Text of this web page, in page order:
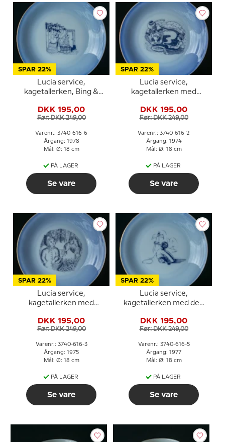
SPAR 22%
Lucia service,
kagetallerken, Bing &
DKK 195,00
Før: DKK 249,00
Varenr.: 3740-616-6
Årgang: 1978
Mål: Ø: 18 cm
PÅ LAGER
Se vare
SPAR 22%
Lucia service,
kagetallerken med
& Grøndahl
DKK 195,00
Før: DKK 249,00
Varenr.: 3740-616-2
Årgang: 1974
Mål: Ø: 18 cm
PÅ LAGER
Se vare
SPAR 22%
Lucia service,
kagetallerken med
Grøndahl
DKK 195,00
Før: DKK 249,00
Varenr.: 3740-616-3
Årgang: 1975
Mål: Ø: 18 cm
PÅ LAGER
Se vare
SPAR 22%
Lucia service,
kagetallerken med den
Grøndahl
DKK 195,00
Før: DKK 249,00
Varenr.: 3740-616-5
Årgang: 1977
Mål: Ø: 18 cm
PÅ LAGER
Se vare